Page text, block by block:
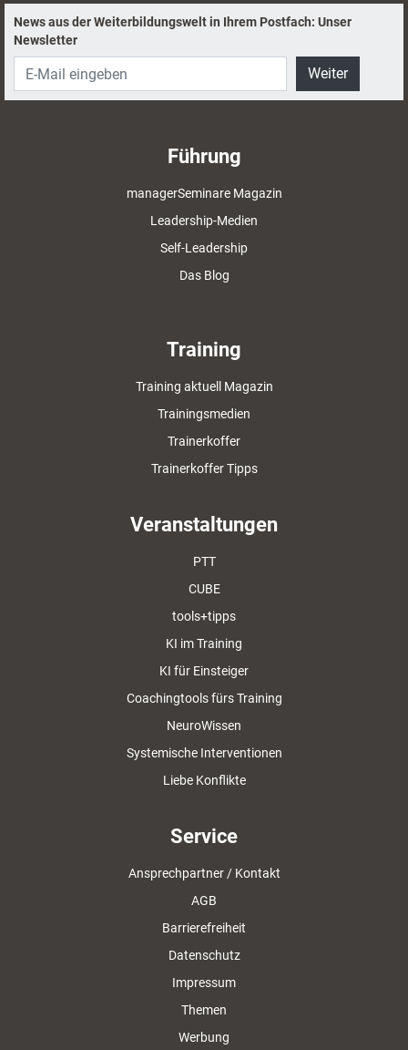
News aus der Weiterbildungswelt in Ihrem Postfach: Unser
Newsletter
Weiter
Führung
managerSeminare Magazin
Leadership-Medien
Self-Leadership
Das Blog
Training
Training aktuell Magazin
Trainingsmedien
Trainerkoffer
Trainerkoffer Tipps
Veranstaltungen
PTT
CUBE
tools+tipps
KI im Training
KI für Einsteiger
Coachingtools fürs Training
NeuroWissen
Systemische Interventionen
Liebe Konflikte
Service
Ansprechpartner / Kontakt
AGB
Barrierefreiheit
Datenschutz
Impressum
Themen
Werbung